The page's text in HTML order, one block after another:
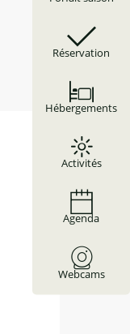
Réservation
Hébergements
Activités
Agenda
Webcams